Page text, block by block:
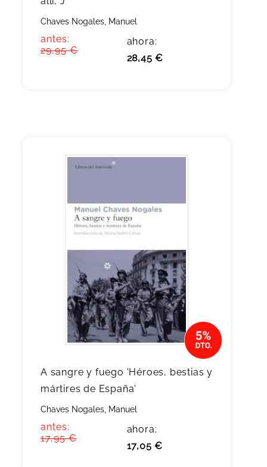
Chaves Nogales, Manuel
antes:
29,95 €
ahora:
28,45 €
A sangre y fuego 'Héroes, bestias y
mártires de España'
Chaves Nogales, Manuel
antes:
17,95 €
ahora:
17,05 €